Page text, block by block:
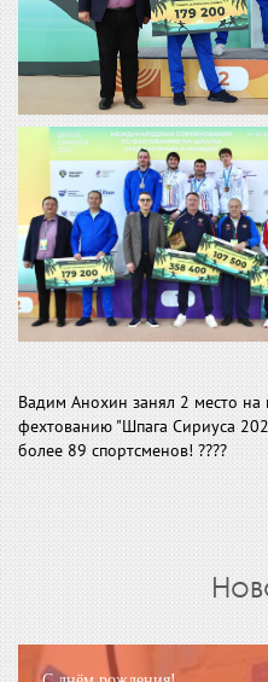
Вадим Анохин занял 2 место
фехтованию "Шпага Сириуса
более 89 спортсменов! ????